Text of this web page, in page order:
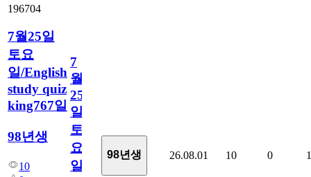
196704
7월25일
토요
일/English
study quiz
king767일
98년생
10
7
월
25
일
토
요
일/English
98년생 26.08.01 10 0 1